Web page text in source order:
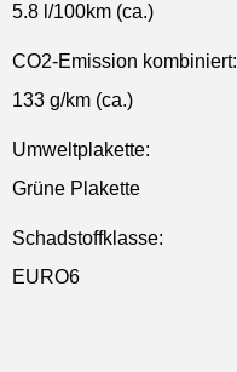
5.8 l/100km (ca.)
CO2-Emission kombiniert:
133 g/km (ca.)
Umweltplakette:
Grüne Plakette
Schadstoffklasse:
EURO6